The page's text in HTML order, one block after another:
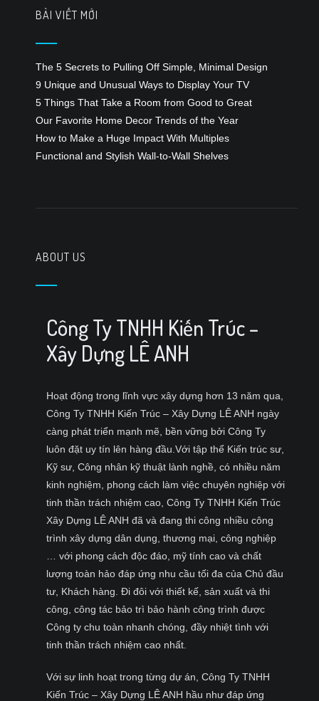
BÀI VIẾT MỚI
The 5 Secrets to Pulling Off Simple, Minimal Design
9 Unique and Unusual Ways to Display Your TV
5 Things That Take a Room from Good to Great
Our Favorite Home Decor Trends of the Year
How to Make a Huge Impact With Multiples
Functional and Stylish Wall-to-Wall Shelves
ABOUT US
Công Ty TNHH Kiến Trúc –
Xây Dựng LÊ ANH
Hoạt động trong lĩnh vực xây dựng hơn 13 năm qua,
Công Ty TNHH Kiến Trúc – Xây Dựng LÊ ANH ngày
càng phát triển mạnh mẽ, bền vững bởi Công Ty
luôn đặt uy tín lên hàng đầu.Với tập thể Kiến trúc sư,
Kỹ sư, Công nhân kỹ thuật lành nghề, có nhiều năm
kinh nghiệm, phong cách làm việc chuyên nghiệp với
tinh thần trách nhiệm cao, Công Ty TNHH Kiến Trúc
Xây Dựng LÊ ANH đã và đang thi công nhiều công
trình xây dựng dân dụng, thương mại, công nghiệp
… với phong cách độc đáo, mỹ tính cao và chất
lượng toàn hảo đáp ứng nhu cầu tối đa của Chủ đầu
tư, Khách hàng. Đi đôi với thiết kế, sản xuất và thi
công, công tác bảo trì bảo hành công trình được
Công ty chu toàn nhanh chóng, đầy nhiệt tình với
tinh thần trách nhiệm cao nhất.
Với sự linh hoạt trong từng dự án, Công Ty TNHH
Kiến Trúc – Xây Dựng LÊ ANH hầu như đáp ứng